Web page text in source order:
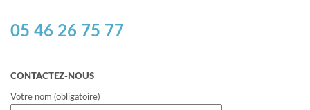
05 46 26 75 77
CONTACTEZ-NOUS
Votre nom (obligatoire)